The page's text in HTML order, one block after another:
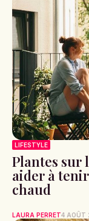
LIFESTYLE
Plantes sur
aider à
chaud
LAURA PERRET4 AOÛT